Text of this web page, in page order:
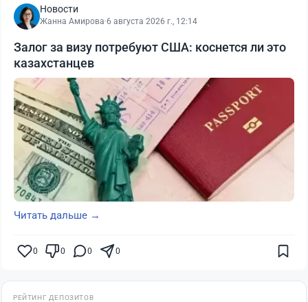
Новости
Жанна Амирова·6 августа 2026 г., 12:14
Залог за визу потребуют США: коснется ли это
казахстанцев
Читать дальше →
0 0 0 0
РЕЙТИНГ ДЕПОЗИТОВ